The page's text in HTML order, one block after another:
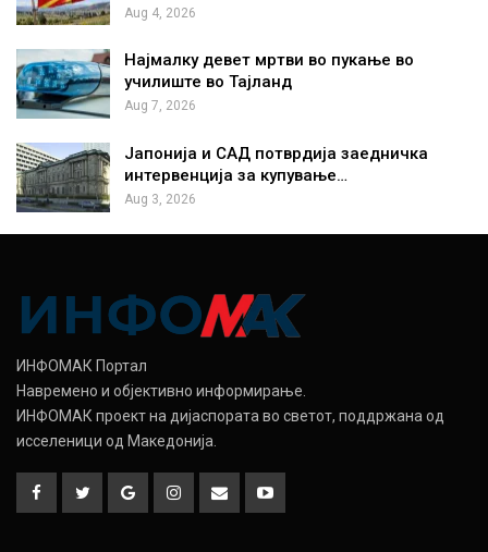
Aug 4, 2026
Најмалку девет мртви во пукање во
училиште во Тајланд
Aug 7, 2026
Јапонија и САД потврдија заедничка
интервенција за купување…
Aug 3, 2026
ИНФОМАК Портал
Навремено и објективно информирање.
ИНФОМАК проект на дијаспората во светот, поддржана од
исселеници од Македонија.